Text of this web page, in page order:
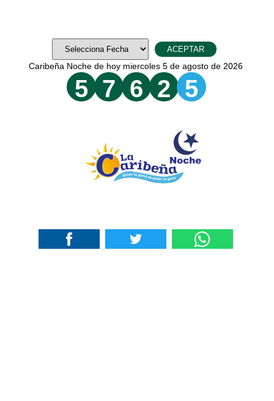
Caribeña Noche de hoy miercoles 5 de agosto de 2026
5 7 6 2 5